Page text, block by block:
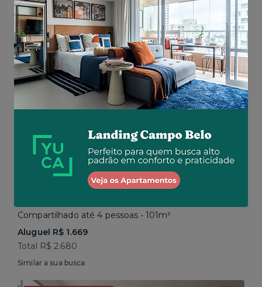
Total R$ 2.843
Similar a sua busca
Em breve
Compartilhado até 4 pessoas • 101m²
Aluguel R$ 1.669
Total R$ 2.680
Similar a sua busca